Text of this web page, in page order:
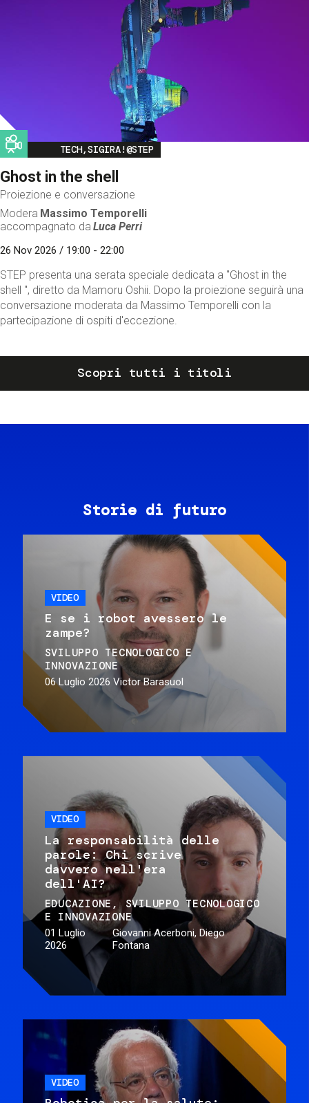
Image
TECH,SIGIRA!@STEP
Ghost in the shell
Proiezione e conversazione
Modera Massimo Temporelli
accompagnato da Luca Perri
26 Nov 2026 / 19:00 - 22:00
STEP presenta una serata speciale dedicata a "Ghost in the
shell ", diretto da Mamoru Oshii. Dopo la proiezione seguirà una
conversazione moderata da Massimo Temporelli con la
partecipazione di ospiti d'eccezione.
Scopri tutti i titoli
Storie di futuro
VIDEO
E se i robot avessero le
zampe?
SVILUPPO TECNOLOGICO E
INNOVAZIONE
06 Luglio 2026 Victor Barasuol
VIDEO
La responsabilità delle
parole: Chi scrive
davvero nell'era
dell'AI?
EDUCAZIONE
SVILUPPO TECNOLOGICO
E INNOVAZIONE
01 Luglio
2026
Giovanni Acerboni, Diego
Fontana
VIDEO